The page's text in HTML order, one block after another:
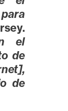
el
de
de